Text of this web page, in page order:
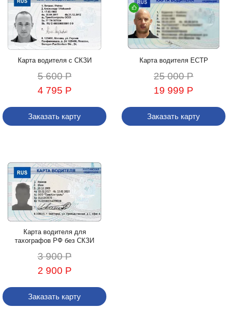
Карта водителя с СКЗИ
5 600 Р
4 795 Р
Заказать карту
Карта водителя ЕСТР
25 000 Р
19 999 Р
Заказать карту
Карта водителя для
тахографов РФ без СКЗИ
3 900 Р
2 900 Р
Заказать карту